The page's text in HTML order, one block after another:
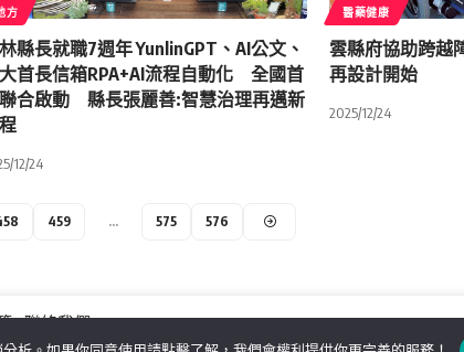
方
縣長就職7週年 YunlinGPT、AI公文、
首長信箱RPA+AI流程自動化 全國首
合啟動 縣長張麗善:智慧治理再邁新
12/24
醫藥健康
雲縣府協助跨
再設計開始
2025/12/24
459 ... 575 576
聯絡我們